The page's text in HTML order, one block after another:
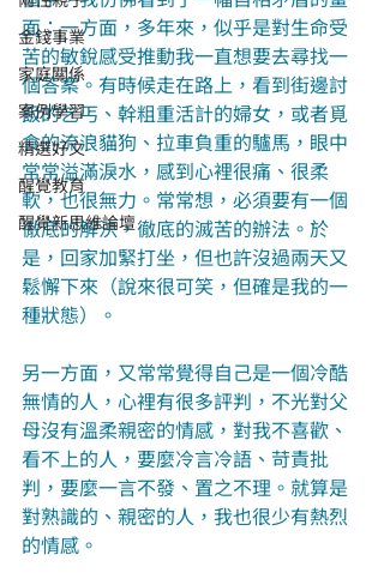
金錢事業
家庭關係
案例學習
精選好文
醒覺教育
醒覺新思維論壇
面：一方面，多年來，似乎是對生命受
苦的敏銳感受推動我一直想要去尋找一
個答案。有時候走在路上，看到街邊討
飯的乞丐、幹粗重活計的婦女，或者覓
食的流浪貓狗、拉車負重的驢馬，眼中
常常溢滿淚水，感到心裡很痛、很柔
軟，也很無力。常常想，必須要有一個
徹底的解決，徹底的滅苦的辦法。於
是，回家加緊打坐，但也許沒過兩天又
鬆懈下來（說來很可笑，但確是我的一
種狀態）。
另一方面，又常常覺得自己是一個冷酷
無情的人，心裡有很多評判，不光對父
母沒有溫柔親密的情感，對我不喜歡、
看不上的人，要麼冷言冷語、苛責批
判，要麼一言不發、置之不理。就算是
對熟識的、親密的人，我也很少有熱烈
的情感。